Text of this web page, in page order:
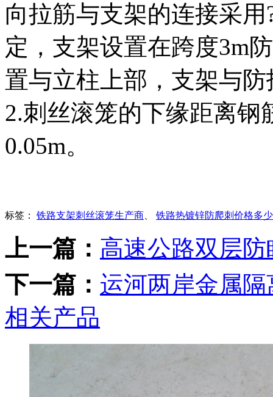
向拉筋与支架的连接采
定，支架设置在跨度3m
置与立柱上部，支架与
2.刺丝滚笼的下缘距离
0.05m。
标签： 铁路支架刺丝滚笼生产商 铁路热镀锌防爬刺价格多少
上一篇： 高速公路双层
下一篇： 运河两岸金属隔
相关产品